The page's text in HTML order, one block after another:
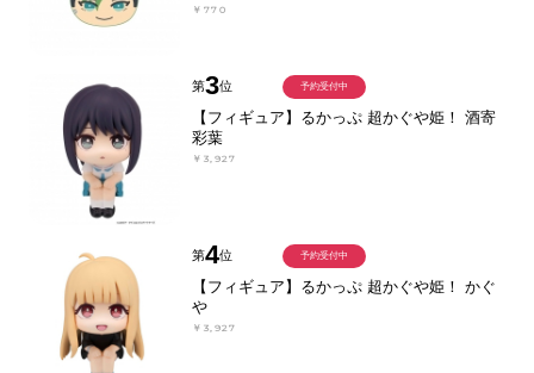
￥770
第3位
【フィギュア】るかっぷ 超かぐや姫！ 酒寄
彩葉
￥3,927
予約受付中
第4位
【フィギュア】るかっぷ 超かぐや姫！ かぐ
や
￥3,927
予約受付中